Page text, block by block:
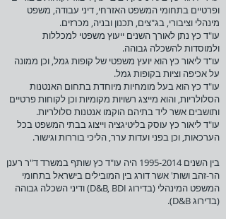
ופרטיים בתחומי המשפט האזרחי, דיני עבודה, משפט
מינהלי וציבורי, בג"צים, תכנון ובניה, מכרזים.
עו"ד כץ נתן לאורך השנים ייעוץ משפטי למכללות
ולמוסדות להשכלה גבוהה.
עו"ד ליאור כץ הוא יועץ משפטי של קופות גמל, וכן ממונה
על אכיפה וציות בקופות גמל.
עו"ד כץ הוא בעל מומחיות מיוחדת בתחום האנטנות
הסלולריות, והוא מייצג רשויות מקומיות וכן לקוחות פרטיים
ותושבים אשר ליד בתיהם הוקמו אנטנות סלולריות.
עו"ד ליאור כץ עוסק בליטיגציה וייצוג בבתי המשפט בכל
הערכאות, וכן בפני ועדות ערר, הליכי בוררות וגישור.
בין השנים1995-2014 היה עו"ד כץ שותף במשרד ד"ר רענן
הר-זהב ושות' אשר דורג בין המובילים בישראל בתחומי
המשפט המינהלי (בדירוג D&B, BDI) ודיני השכלה גבוהה
(בדירוג D&B).